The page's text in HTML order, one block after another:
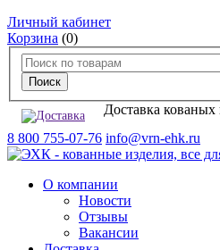
Личный кабинет
Корзина (0)
Доставка
8 800 755-07-76 info@vrn-ehk.ru
О компании
Новости
Отзывы
Вакансии